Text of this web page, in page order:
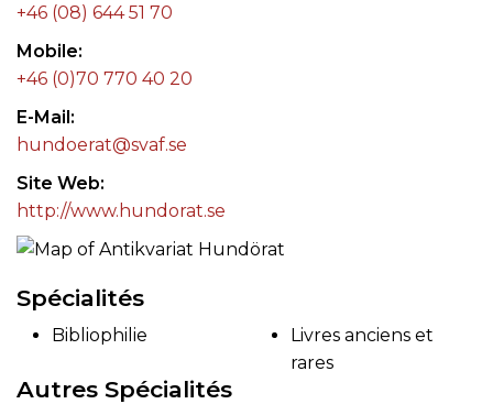
+46 (08) 644 51 70
Mobile
+46 (0)70 770 40 20
E-Mail
hundoerat@svaf.se
Site Web
http://www.hundorat.se
Spécialités
Bibliophilie
Livres anciens et
rares
Autres Spécialités